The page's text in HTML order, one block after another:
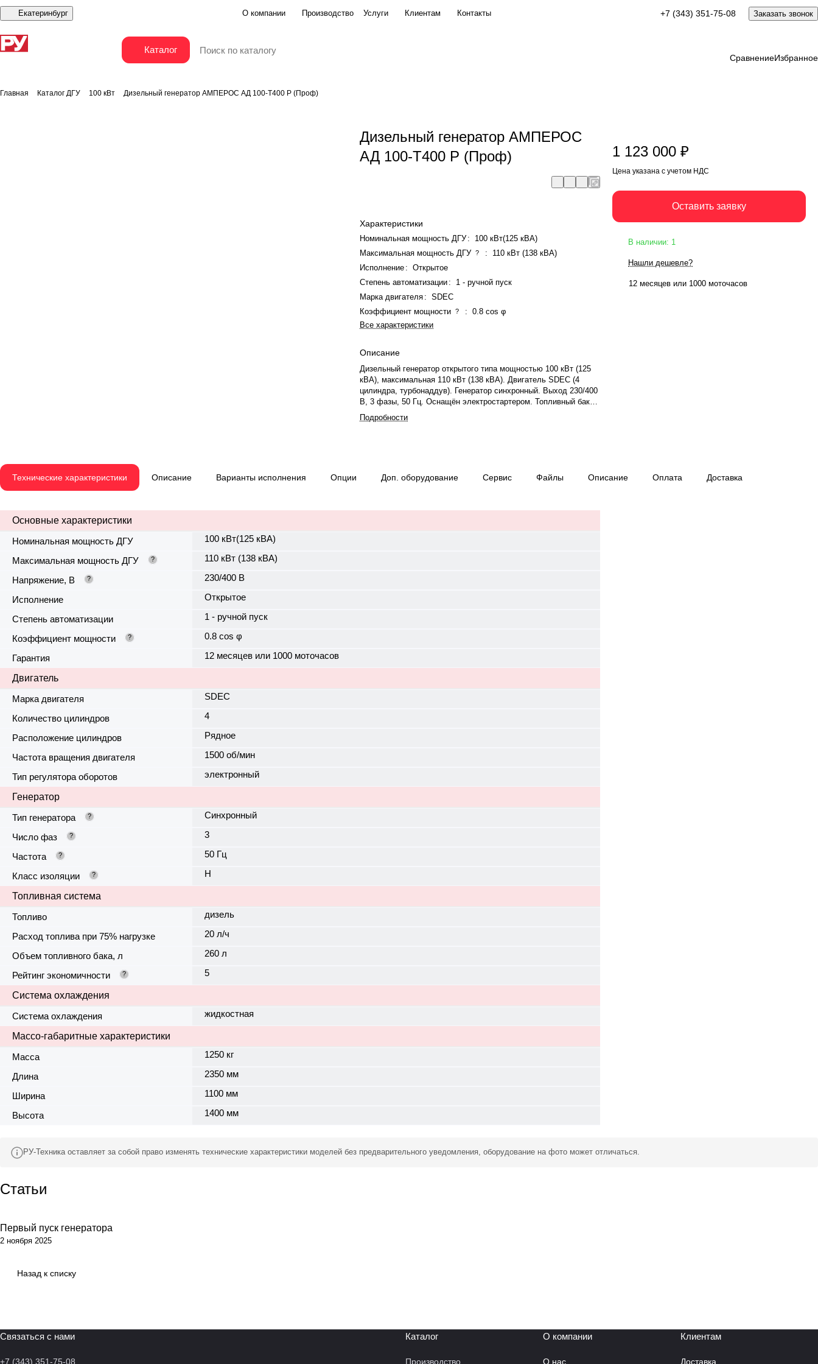
Екатеринбург О компании Производство Услуги Клиентам Контакты +7 (343) 351-75-08 Заказать звонок
Каталог
СравнениеИзбранное
Главная Каталог ДГУ 100 кВт Дизельный генератор АМПЕРОС АД 100-Т400 P (Проф)
Дизельный генератор АМПЕРОС
АД 100-Т400 P (Проф)
Дизельный генератор АМПЕРОС АД 100-Т400 P (Проф) Оставить заявку
Характеристики
Номинальная мощность ДГУ:
100 кВт(125 кВА)
Максимальная мощность ДГУ ? :
110 кВт (138 кВА)
Исполнение :
Открытое
Степень автоматизации :
1 - ручной пуск
Марка двигателя :
SDEC
Коэффициент мощности
? :
0.8 cos φ
Все характеристики
Описание
Дизельный генератор открытого типа мощностью 100 кВт (125
кВА), максимальная 110 кВт (138 кВА). Двигатель SDEC (4
цилиндра, турбонаддув). Генератор синхронный. Выход 230/400
В, 3 фазы, 50 Гц. Оснащён электростартером. Топливный бак
260 л. Произведено в России-Китае. Габариты: 2350x1100x1400
мм, вес 1250 кг. Гарантия 12 месяцев/1000 моточасов.
Подробности
1 123 000 ₽
Цена указана с учетом НДС
Оставить заявку
В наличии: 1
Нашли дешевле?
12 месяцев или 1000 моточасов
Технические характеристики Описание Варианты исполнения Опции Доп. оборудование Сервис Файлы Описание Оплата Доставка
Основные характеристики
Номинальная мощность ДГУ
100 кВт(125 кВА)
Максимальная мощность ДГУ ? 110 кВт (138 кВА)
Напряжение, В ? 230/400 В
Исполнение Открытое
Степень автоматизации 1 - ручной пуск
Коэффициент мощности ? 0.8 cos φ
Гарантия 12 месяцев или 1000 моточасов
Двигатель
Марка двигателя
SDEC
Количество цилиндров 4
Расположение цилиндров Рядное
Частота вращения двигателя 1500 об/мин
Тип регулятора оборотов электронный
Генератор
Тип генератора
? Синхронный
Число фаз ? 3
Частота ? 50 Гц
Класс изоляции ? H
Топливная система
Топливо
дизель
Расход топлива при 75% нагрузке 20 л/ч
Объем топливного бака, л 260 л
Рейтинг экономичности ? 5
Система охлаждения
Система охлаждения
жидкостная
Массо-габаритные характеристики
Масса
1250 кг
Длина 2350 мм
Ширина 1100 мм
Высота 1400 мм
РУ-Техника оставляет за собой право изменять технические характеристики моделей без предварительного уведомления, оборудование на фото может отличаться.
Статьи
Обсуживание
Первый пуск генератора
2 ноября 2025
Назад к списку
Связаться с нами
+7 (343) 351-75-08
Каталог
Производство
О компании
О нас
Клиентам
Доставка